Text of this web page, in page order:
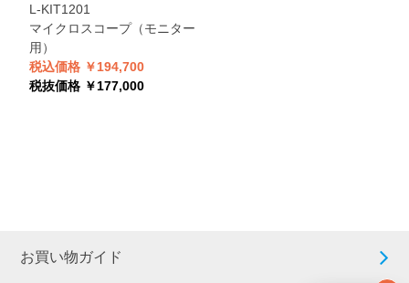
L-KIT1201
マイクロスコープ（モニター
用）
税込価格 ￥194,700
税抜価格 ￥177,000
お買い物ガイド